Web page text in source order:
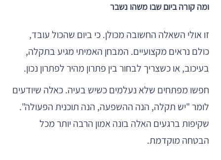
ומה קורה ביום שבו משהו נשבר
זו אולי השאלה החשובה מכולן. כי ביום שהכול עובד,
כולם נראים מקצועיים. המבחן האמיתי מגיע בתקלה,
בעיכוב, או כשצריך לבחור בין פתרון מהיר לפתרון נכון.
חפשו מפתחים שלא נעלמים כשיש בעיה. כאלה שיודעים
לומר "יש תקלה, הנה ההשפעה, הנה תוכנית הפעולה".
שקיפות ברגעים האלה בונה אמון הרבה יותר מכל
הבטחה מוקדמת.